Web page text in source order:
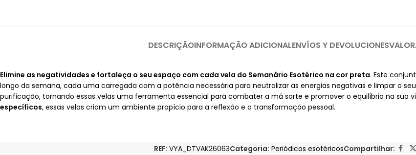
DESCRIÇÃOINFORMAÇÃO ADICIONALENVÍOS Y DEVOLUCIONES
Elimine as negatividades e fortaleça o seu espaço com cada vela do Semanário Esotérico na cor preta. Este
longo da semana, cada uma carregada com a potência necessária para neutralizar as energias negativas e limpar o
purificação, tornando essas velas uma ferramenta essencial para combater a má sorte e promover o equilíbrio na sua
específicos, essas velas criam um ambiente propício para a reflexão e a transformação pessoal.
REF: VYA_DTVAK26063Categoria: Periódicos esotéricosCompartilhar: